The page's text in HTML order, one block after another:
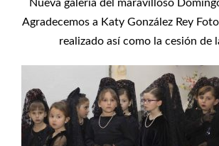
Nueva galería del maravilloso
Agradecemos a Katy González Rey
realizado así como la cesión de